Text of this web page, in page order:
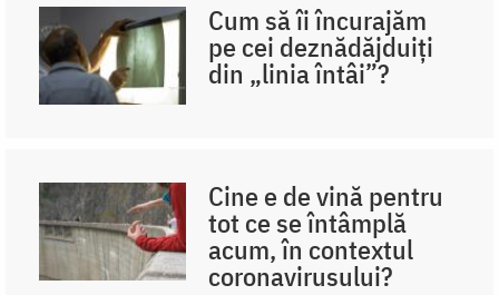
Cum să îi încurajăm
pe cei deznădăjduiți
din „linia întâi”?
Cine e de vină pentru
tot ce se întâmplă
acum, în contextul
coronavirusului?